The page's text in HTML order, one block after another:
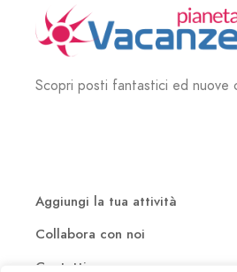
Scopri posti fantastici ed nuove
Aggiungi la tua attività
Collabora con noi
Contatti